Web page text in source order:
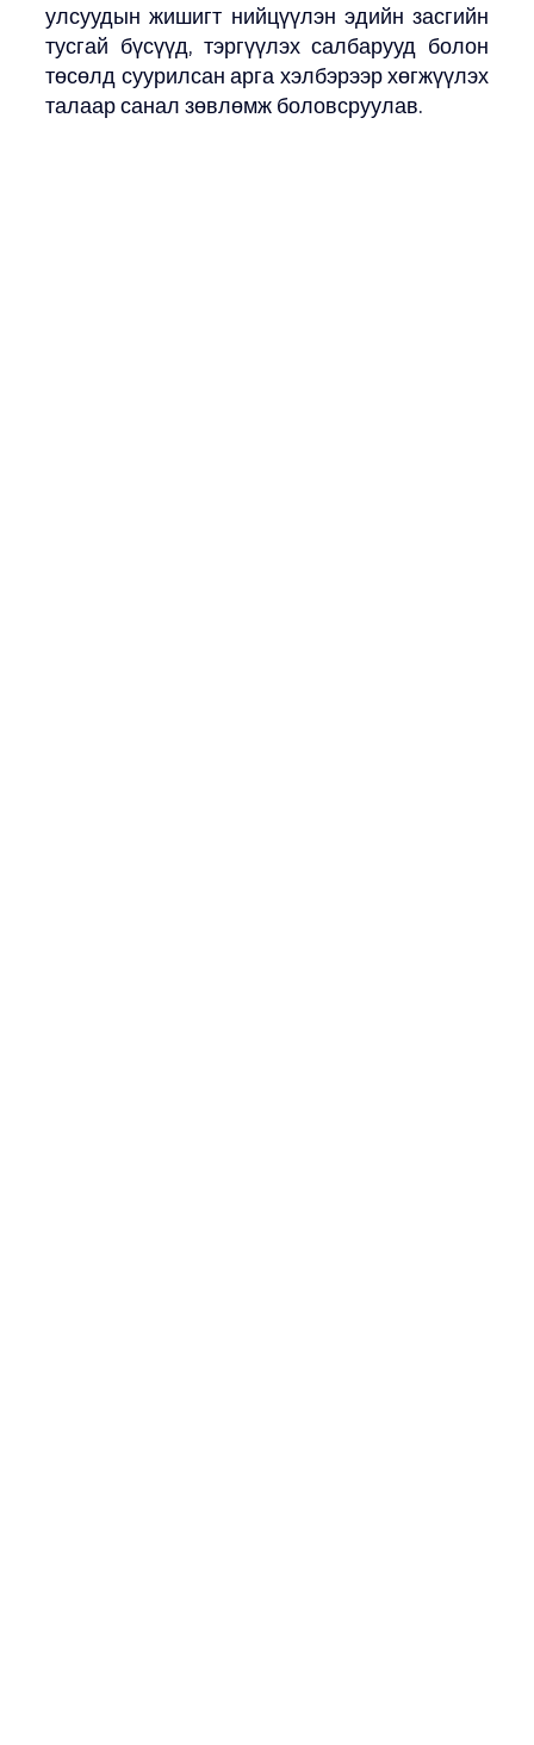
улсуудын жишигт нийцүүлэн эдийн засгийн
тусгай бүсүүд, тэргүүлэх салбарууд болон
төсөлд суурилсан арга хэлбэрээр хөгжүүлэх
талаар санал зөвлөмж боловсруулав.